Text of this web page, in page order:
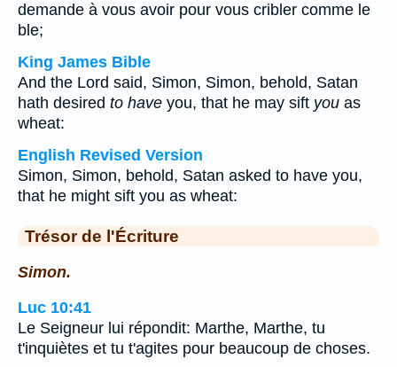
demande à vous avoir pour vous cribler comme le
ble;
King James Bible
And the Lord said, Simon, Simon, behold, Satan
hath desired to have you, that he may sift you as
wheat:
English Revised Version
Simon, Simon, behold, Satan asked to have you,
that he might sift you as wheat:
Trésor de l'Écriture
Simon.
Luc 10:41
Le Seigneur lui répondit: Marthe, Marthe, tu
t'inquiètes et tu t'agites pour beaucoup de choses.